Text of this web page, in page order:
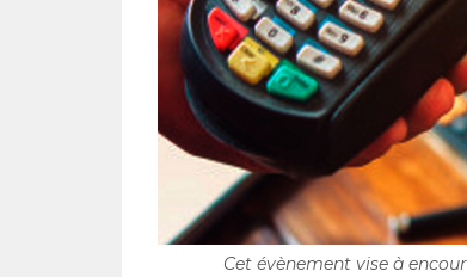
Cet évènement vise à